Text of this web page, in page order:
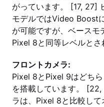
がっています。 [17, 27]
モデルではVideo Boost
が可能ですが、ベース
Pixel 8と同等レベルと
フロントカメラ:
Pixel 8とPixel 9はどち
を搭載しています。
ラは、Pixel 8と比較し